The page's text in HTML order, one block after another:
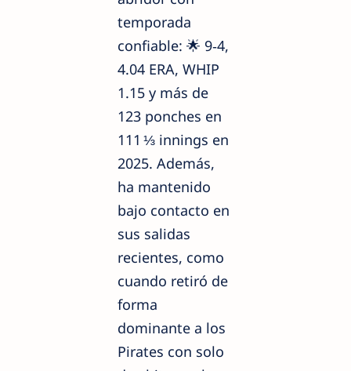
temporada
confiable: 🌟 9‑4,
4.04 ERA, WHIP
1.15 y más de
123 ponches en
111 ⅓ innings en
2025. Además,
ha mantenido
bajo contacto en
sus salidas
recientes, como
cuando retiró de
forma
dominante a los
Pirates con solo